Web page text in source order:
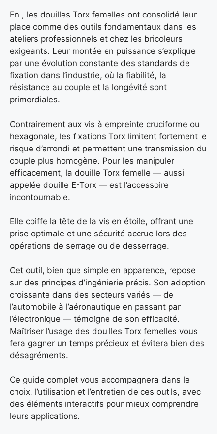
En , les douilles Torx femelles ont consolidé leur
place comme des outils fondamentaux dans les
ateliers professionnels et chez les bricoleurs
exigeants. Leur montée en puissance s’explique
par une évolution constante des standards de
fixation dans l’industrie, où la fiabilité, la
résistance au couple et la longévité sont
primordiales.
Contrairement aux vis à empreinte cruciforme ou
hexagonale, les fixations Torx limitent fortement le
risque d’arrondi et permettent une transmission du
couple plus homogène. Pour les manipuler
efficacement, la douille Torx femelle — aussi
appelée douille E-Torx — est l’accessoire
incontournable.
Elle coiffe la tête de la vis en étoile, offrant une
prise optimale et une sécurité accrue lors des
opérations de serrage ou de desserrage.
Cet outil, bien que simple en apparence, repose
sur des principes d’ingénierie précis. Son adoption
croissante dans des secteurs variés — de
l’automobile à l’aéronautique en passant par
l’électronique — témoigne de son efficacité.
Maîtriser l’usage des douilles Torx femelles vous
fera gagner un temps précieux et évitera bien des
désagréments.
Ce guide complet vous accompagnera dans le
choix, l’utilisation et l’entretien de ces outils, avec
des éléments interactifs pour mieux comprendre
leurs applications.